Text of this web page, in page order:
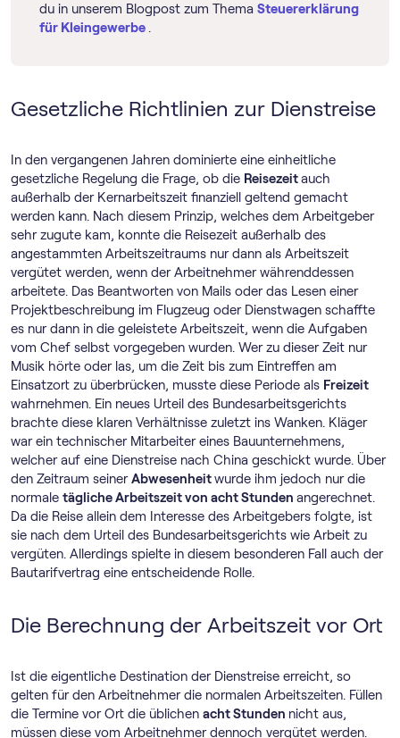
du in unserem Blogpost zum Thema Steuererklärung
für Kleingewerbe .
Gesetzliche Richtlinien zur Dienstreise
In den vergangenen Jahren dominierte eine einheitliche
gesetzliche Regelung die Frage, ob die Reisezeitauch
außerhalb der Kernarbeitszeit finanziell geltend gemacht
werden kann. Nach diesem Prinzip, welches dem Arbeitgeber
sehr zugute kam, konnte die Reisezeit außerhalb des
angestammten Arbeitszeitraums nur dann als Arbeitszeit
vergütet werden, wenn der Arbeitnehmer währenddessen
arbeitete. Das Beantworten von Mails oder das Lesen einer
Projektbeschreibung im Flugzeug oder Dienstwagen schaffte
es nur dann in die geleistete Arbeitszeit, wenn die Aufgaben
vom Chef selbst vorgegeben wurden. Wer zu dieser Zeit nur
Musik hörte oder las, um die Zeit bis zum Eintreffen am
Einsatzort zu überbrücken, musste diese Periode als Freizeit
wahrnehmen. Ein neues Urteil des Bundesarbeitsgerichts
brachte diese klaren Verhältnisse zuletzt ins Wanken. Kläger
war ein technischer Mitarbeiter eines Bauunternehmens,
welcher auf eine Dienstreise nach China geschickt wurde. Über
den Zeitraum seinerAbwesenheitwurde ihm jedoch nur die
normale tägliche Arbeitszeit von acht Stunden angerechnet.
Da die Reise allein dem Interesse des Arbeitgebers folgte, ist
sie nach dem Urteil des Bundesarbeitsgerichts wie Arbeit zu
vergüten. Allerdings spielte in diesem besonderen Fall auch der
Bautarifvertrag eine entscheidende Rolle.
Die Berechnung der Arbeitszeit vor Ort
Ist die eigentliche Destination der Dienstreise erreicht, so
gelten für den Arbeitnehmer die normalen Arbeitszeiten. Füllen
die Termine vor Ort die üblichen acht Stunden nicht aus,
müssen diese vom Arbeitnehmer dennoch vergütet werden.